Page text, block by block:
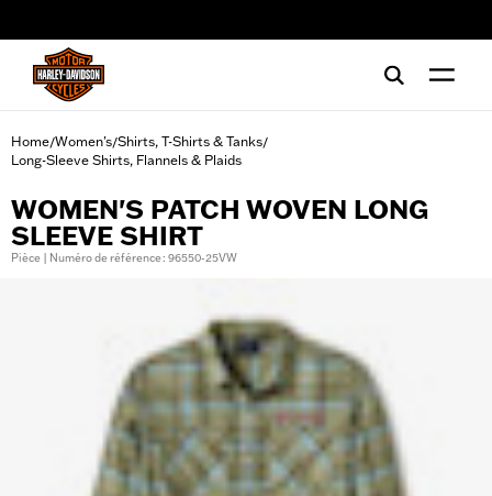
Home/Women's/Shirts, T-Shirts & Tanks/
Long-Sleeve Shirts, Flannels & Plaids
WOMEN'S PATCH WOVEN LONG
SLEEVE SHIRT
Pièce | Numéro de référence : 96550-25VW